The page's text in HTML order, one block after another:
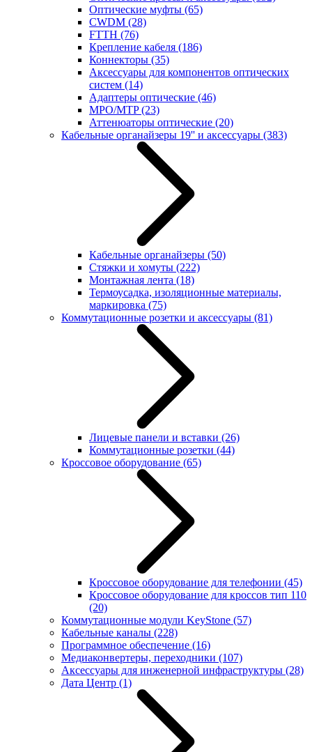
Оптические муфты (65)
CWDM (28)
FTTH (76)
Крепление кабеля (186)
Коннекторы (35)
Аксессуары для компонентов оптических
систем (14)
Адаптеры оптические (46)
MPO/MTP(23)
Аттенюаторы оптические (20)
Кабельные органайзеры 19'' и аксессуары (383)
Кабельные органайзеры (50)
Стяжки и хомуты (222)
Монтажная лента (18)
Термоусадка, изоляционные материалы,
маркировка (75)
Коммутационные розетки и аксессуары (81)
Лицевые панели и вставки (26)
Коммутационные розетки (44)
Кроссовое оборудование (65)
Кроссовое оборудование для телефонии (45)
Кроссовое оборудование для кроссов тип 110
(20)
Коммутационные модули KeyStone (57)
Кабельные каналы (228)
Программное обеспечение (16)
Медиаконвертеры, переходники (107)
Аксессуары для инженерной инфраструктуры (28)
Дата Центр (1)